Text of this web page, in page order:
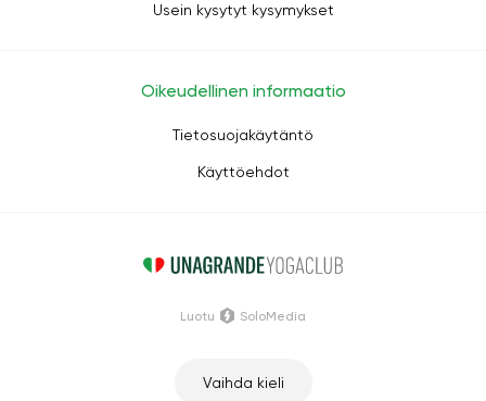
Usein kysytyt kysymykset
Oikeudellinen informaatio
Tietosuojakäytäntö
Käyttöehdot
Vaihda kieli
Luotu SoloMedia